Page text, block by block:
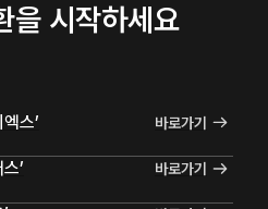
을 시작하세요
스’
바로가기
’ 바로가기